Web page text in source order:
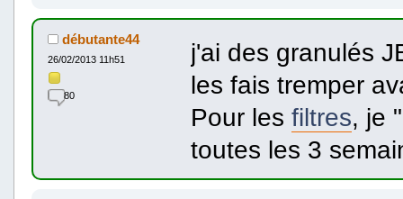
débutante44
26/02/2013 11h51
80
j'ai des granulés
les fais tremper
Pour les filtres, je
toutes les 3